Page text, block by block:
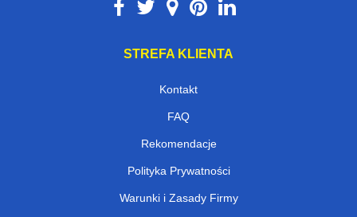
STREFA KLIENTA
Kontakt
FAQ
Rekomendacje
Polityka Prywatności
Warunki i Zasady Firmy